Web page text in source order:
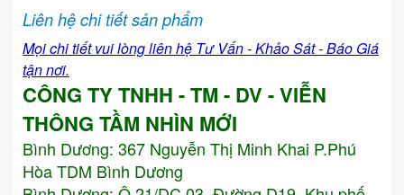
Liên hệ chi tiết sản phẩm
Mọi chi tiết vui lòng liên hệ Tư Vấn - Khảo Sát - Báo Giá
tận nơi.
CÔNG TY TNHH - TM - DV - VIỄN
THÔNG TẦM NHÌN MỚI
Bình Dương: 367 Nguyễn Thị Minh Khai P.Phú
Hòa TDM Bình Dương